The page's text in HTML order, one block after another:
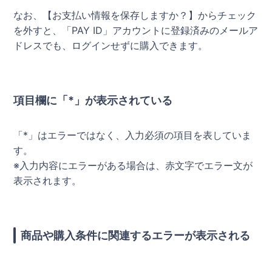
なお、【お支払い情報を保存しますか？】からチェック
を外すと、「PAY ID」アカウントに登録済みのメールア
ドレスでも、ログインせずに購入できます。
項目欄に「*」が表示されている
「*」はエラーではなく、入力必須の項目を表していま
す。
※入力内容にエラーがある場合は、赤文字でエラー文が
表示されます。
商品や購入条件に関連するエラーが表示される